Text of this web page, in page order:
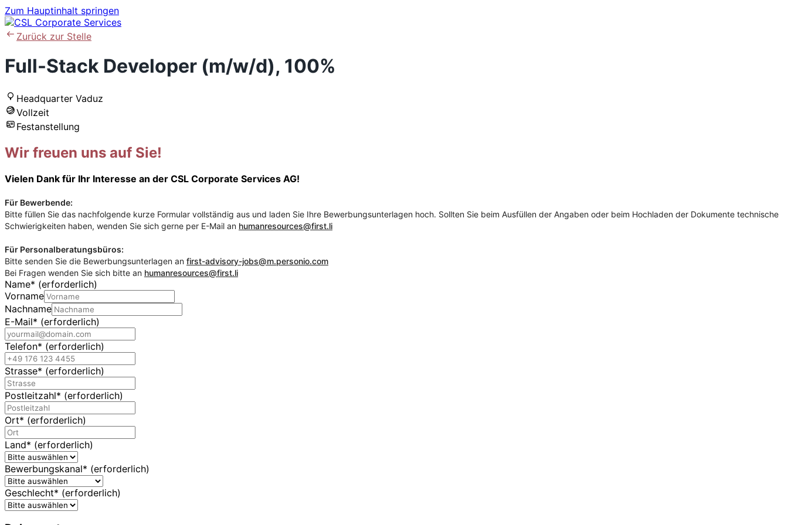
Zum Hauptinhalt springen
Zurück zur Stelle
Full-Stack Developer (m/w/d), 100%
Headquarter Vaduz
Vollzeit
Festanstellung
Wir freuen uns auf Sie!
Vielen Dank für Ihr Interesse an der CSL Corporate Services AG!
Für Bewerbende:
Bitte füllen Sie das nachfolgende kurze Formular vollständig aus und laden Sie Ihre Bewerbungsunterlagen hoch. Sollten Sie beim Ausfüllen der Angaben oder beim Hochladen der Dokumente technische
Schwierigkeiten haben, wenden Sie sich gerne per E-Mail an humanresources@first.li
Für Personalberatungsbüros:
Bitte senden Sie die Bewerbungsunterlagen an first-advisory-jobs@m.personio.com
Bei Fragen wenden Sie sich bitte an humanresources@first.li
Name* (erforderlich)
Vorname
Nachname
E-Mail* (erforderlich)
Telefon* (erforderlich)
Strasse* (erforderlich)
Postleitzahl* (erforderlich)
Ort* (erforderlich)
Land* (erforderlich)
Bewerbungskanal* (erforderlich)
Geschlecht* (erforderlich)